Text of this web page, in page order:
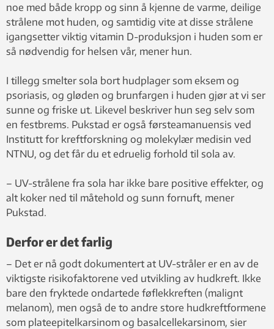
noe med både kropp og sinn å kjenne de varme, deilige
strålene mot huden, og samtidig vite at disse strålene
igangsetter viktig vitamin D-produksjon i huden som er
så nødvendig for helsen vår, mener hun.
I tillegg smelter sola bort hudplager som eksem og
psoriasis, og gløden og brunfargen i huden gjør at vi ser
sunne og friske ut. Likevel beskriver hun seg selv som
en festbrems. Pukstad er også førsteamanuensis ved
Institutt for kreftforskning og molekylær medisin ved
NTNU, og det får du et edruelig forhold til sola av.
– UV-strålene fra sola har ikke bare positive effekter, og
alt koker ned til måtehold og sunn fornuft, mener
Pukstad.
Derfor er det farlig
– Det er nå godt dokumentert at UV-stråler er en av de
viktigste risikofaktorene ved utvikling av hudkreft. Ikke
bare den fryktede ondartede føflekkreften (malignt
melanom), men også de to andre store hudkreftformene
som plateepitelkarsinom og basalcellekarsinom, sier